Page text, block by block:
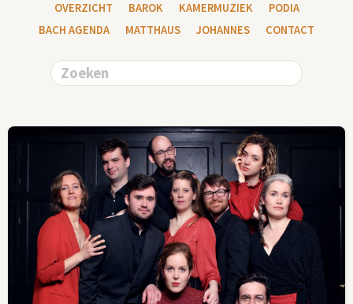
OVERZICHT BAROK KAMERMUZIEK
PODIA
BACH AGENDA
MATTHAUS JOHANNES CONTACT